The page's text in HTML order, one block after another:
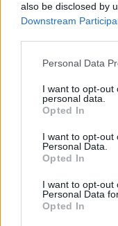
also be disclosed by
Downstream
Please note that this
not limited to your
grant or deny
use your data for
consent section.
Personal Data
I want to opt-out
personal data.
Opted In
I want to opt-out
Personal Data.
Opted In
I want to opt-out
Personal Data
Opted In
materie prime
Andrea Innocenti · 6 Ago
NEWS